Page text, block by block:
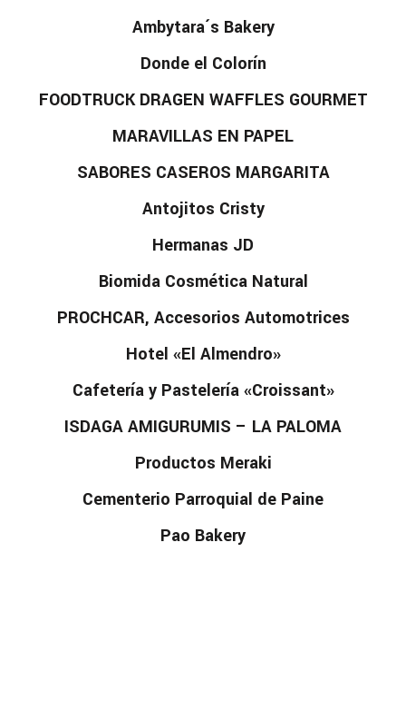
Ambytara´s Bakery
Donde el Colorín
FOODTRUCK DRAGEN WAFFLES GOURMET
MARAVILLAS EN PAPEL
SABORES CASEROS MARGARITA
Antojitos Cristy
Hermanas JD
Biomida Cosmética Natural
PROCHCAR, Accesorios Automotrices
Hotel «El Almendro»
Cafetería y Pastelería «Croissant»
ISDAGA AMIGURUMIS – LA PALOMA
Productos Meraki
Cementerio Parroquial de Paine
Pao Bakery